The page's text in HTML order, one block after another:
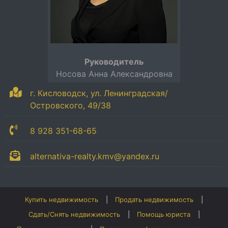
г. Кисловодск, ул. Ленинградская/
Островского, 49/38
8 928 351-68-65
alternativa-realty.kmv@yandex.ru
Руководитель
Носова Анна Александровна
Купить недвижимость
Продать недвижимость
Сдать/Снять недвижимость
Помощь юриста